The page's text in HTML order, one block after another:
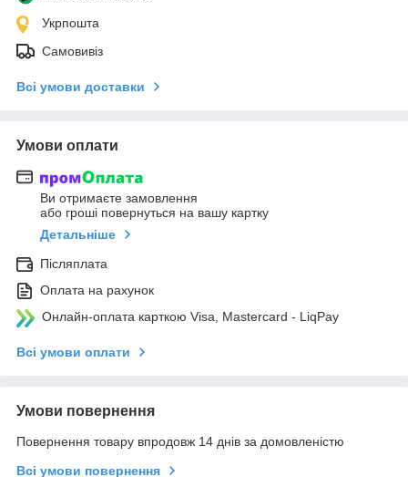
Укрпошта
Самовивіз
Всі умови доставки
Умови оплати
Ви отримаєте замовлення
або гроші повернуться на вашу картку
Детальніше
Післяплата
Оплата на рахунок
Онлайн-оплата карткою Visa, Mastercard - LiqPay
Всі умови оплати
Умови повернення
Повернення товару впродовж 14 днів за домовленістю
Всі умови повернення